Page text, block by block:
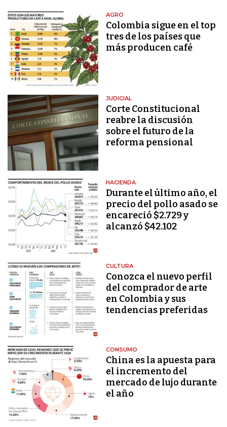
AGRO
Colombia sigue en el top
tres de los países que
más producen café
JUDICIAL
Corte Constitucional
reabre la discusión
sobre el futuro de la
reforma pensional
HACIENDA
Durante el último año, el
precio del pollo asado se
encareció $2.729 y
alcanzó $42.102
CULTURA
Conozca el nuevo perfil
del comprador de arte
en Colombia y sus
tendencias preferidas
CONSUMO
China es la apuesta para
el incremento del
mercado de lujo durante
el año